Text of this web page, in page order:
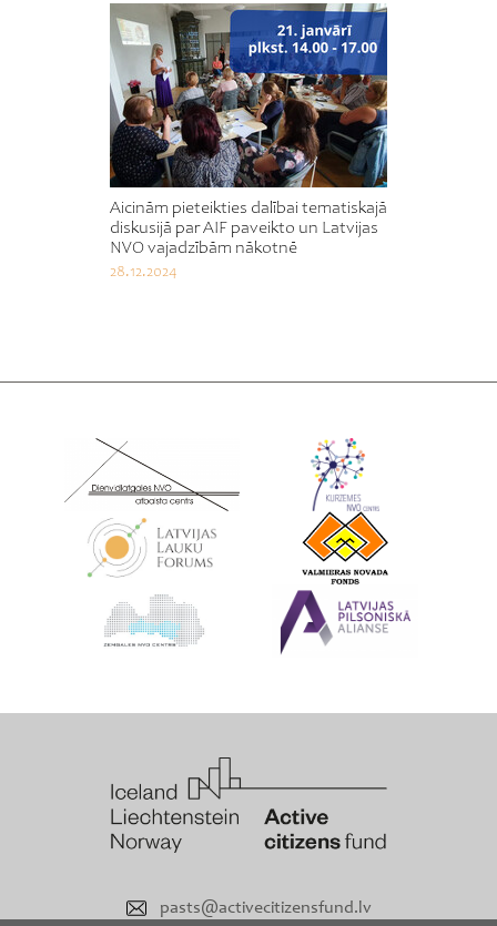
Aicinām pieteikties dalībai tematiskajā
diskusijā par AIF paveikto un Latvijas
NVO vajadzībām nākotnē
28.12.2024
pasts@activecitizensfund.lv